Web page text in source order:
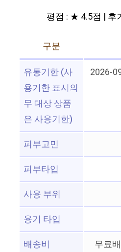
평점 : ★ 4.5점 | 후
구분
유통기한 (사
용기한 표시의
무 대상 상품
은 사용기한)
2026-
피부고민
피부타입
사용 부위
용기 타입
배송비
무료